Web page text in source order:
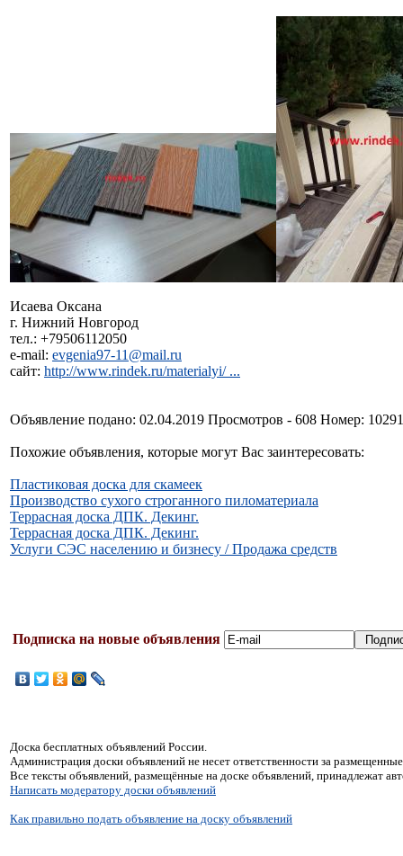
Исаева Оксана
г. Нижний Новгород
тел.: +79506112050
e-mail: evgenia97-11@mail.ru
сайт: http://www.rindek.ru/materialyi/ ...
Объявление подано: 02.04.2019 Просмотров - 608 Номер:
Похожие объявления, которые могут Вас заинтересовать:
Пластиковая доска для скамеек
Производство сухого строганного пиломатериала
Террасная доска ДПК. Декинг.
Террасная доска ДПК. Декинг.
Услуги СЭС населению и бизнесу / Продажа средств
Подписка на новые объявления
Доска бесплатных объявлений России.
Администрация доски объявлений не несет ответственности за
Все тексты объявлений, размещённые на доске объявлений, принадлежат
Написать модератору доски объявлений
Как правильно подать объявление на доску объявлений